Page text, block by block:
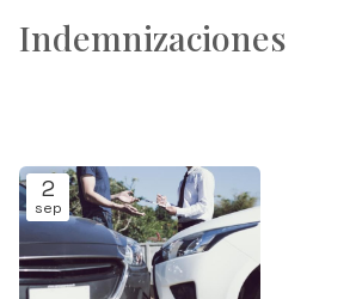
Indemnizaciones
2
sep